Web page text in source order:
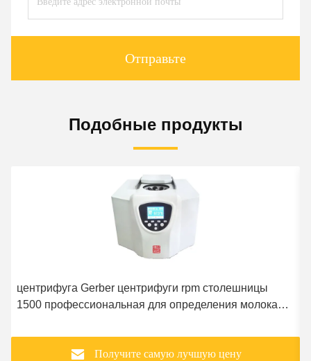
Отправьте
Подобные продукты
центрифуга Gerber центрифуги rpm столешницы
1500 профессиональная для определения молока
Получите самую лучшую цену